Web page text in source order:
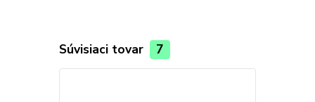
Súvisiaci tovar 7